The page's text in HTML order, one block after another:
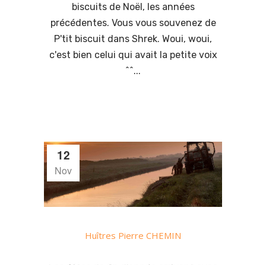
biscuits de Noël, les années
précédentes. Vous vous souvenez de
P'tit biscuit dans Shrek. Woui, woui,
c'est bien celui qui avait la petite voix
^^...
12
Nov
Huîtres Pierre CHEMIN